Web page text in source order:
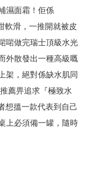
濕面霜！佢係
軟滑，一推開就被皮
啱做完瑞士頂級水光
外散發出一種高級嘅
架，絕對係缺水肌同
薦畀追求『極致水
想搵一款代表到自己
上必須備一罐，隨時